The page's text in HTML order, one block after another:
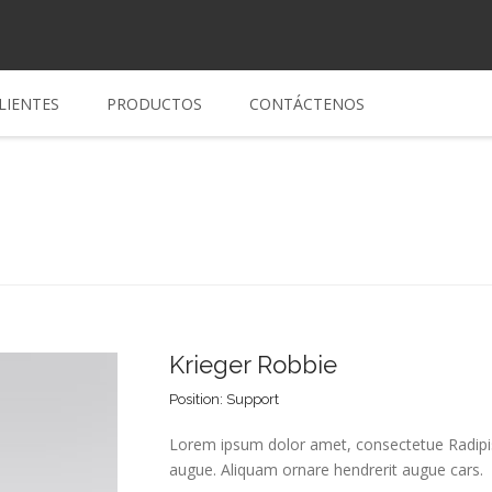
PRODUCTOS CONTÁCTENOS
Krieger Robbie
Position: Support
Lorem ipsum dolor amet, consectetue
augue. Aliquam ornare hendrerit augue cars.